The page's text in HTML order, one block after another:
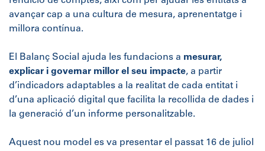
avançar cap a una cultura de mesura, aprenentatge i
millora contínua.
El Balanç Social ajuda les fundacions a mesurar,
explicar i governar millor el seu impacte, a partir
d’indicadors adaptables a la realitat de cada entitat i
d’una aplicació digital que facilita la recollida de dades i
la generació d’un informe personalitzable.
Aquest nou model es va presentar el passat 16 de juliol